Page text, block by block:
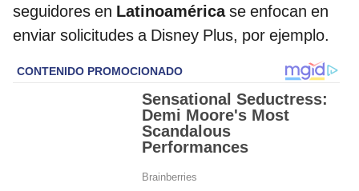
seguidores en Latinoaméricase enfocan en
enviar solicitudes a Disney Plus, por ejemplo.